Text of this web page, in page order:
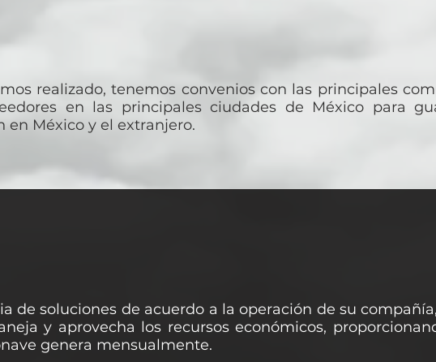
realizado, tenemos convenios con las principales
en las principales ciudades de México para
en México y el extranjero.
de soluciones de acuerdo a la operación de su
y aprovecha los recursos económicos,
genera mensualmente.